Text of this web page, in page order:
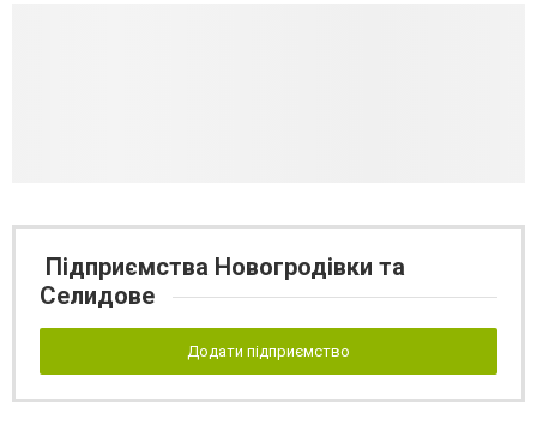
Підприємства Новогродівки та
Селидове
Додати підприємство